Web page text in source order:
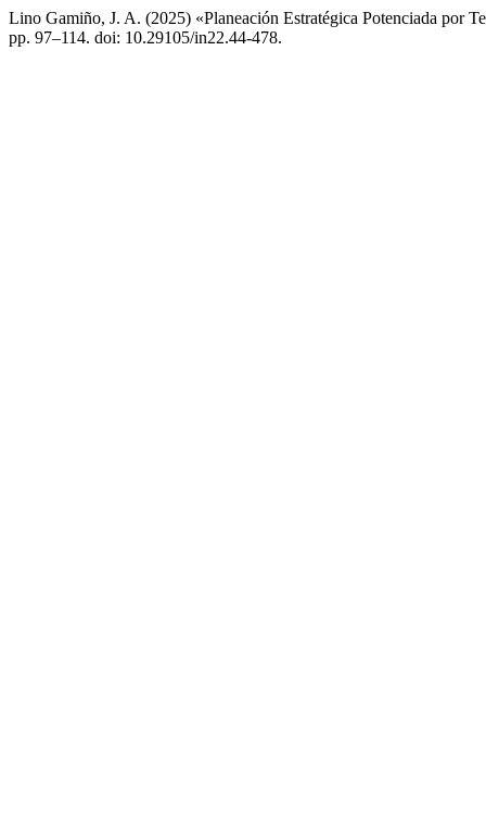
Lino Gamiño, J. A. (2025) «Planeación Estratégica Potenciada por
pp. 97–114. doi: 10.29105/in22.44-478.